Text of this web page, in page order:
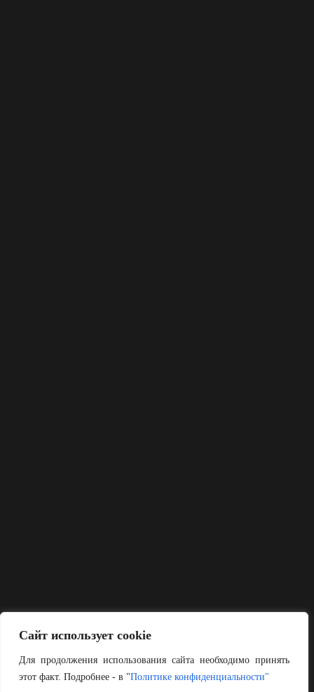
Сайт использует cookie
Для продолжения использования сайта необходимо принять
этот факт. Подробнее - в "Политике конфиденциальности"